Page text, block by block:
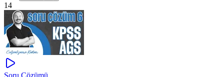
14
Soru Çözümü